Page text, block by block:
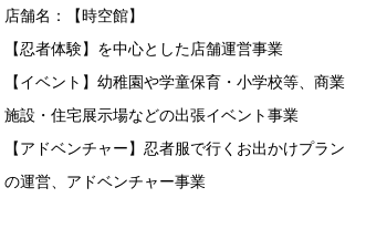
店舗名：【時空館】
【忍者体験】を中心とした店舗運営事業
【イベント】幼稚園や学童保育・小学校等、商業
施設・住宅展示場などの出張イベント事業
【アドベンチャー】忍者服で行くお出かけプラン
の運営、アドベンチャー事業